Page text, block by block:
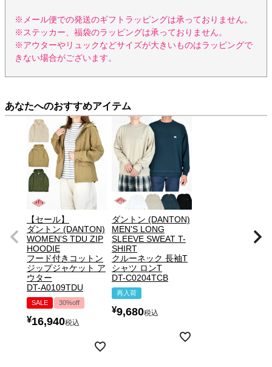
※メール便での発送のギフトラッピングは承っておりません。
※ステッカー、福袋のラッピングは承っておりません。
※アウターやリュックなどサイズが大きいものはラッピングで
きない場合がございます。
あなたへのおすすめアイテム
【セール】
ダントン (DANTON)
WOMEN'S TDU ZIP
HOODIE
フード付きコットン
ジップジャケット ア
ウター
DT-A0109TDU
SALE 30%off
¥16,940税込
ダントン (DANTON)
MEN'S LONG
SLEEVE SWEAT T-
SHIRT
クルーネック 長袖T
シャツ ロンT
DT-C0204TCB
再入荷
¥9,680税込